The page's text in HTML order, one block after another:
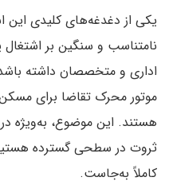
یکی از دغدغه‌های کلیدی
نامتناسب و سنگین بر اشتغال
اداری و متخصصان داشته
موتور محرک تقاضا برای
هستند. این موضوع، به‌ویژه
ثروت در سطحی گسترده
کاملاً به‌جاست.